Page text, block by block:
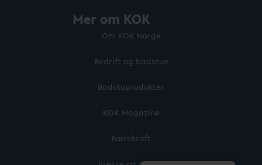
Mer om KOK
Om KOK Norge
Bedrift og badstue
Badstuprodukter
KOK Magazine
Bærekraft